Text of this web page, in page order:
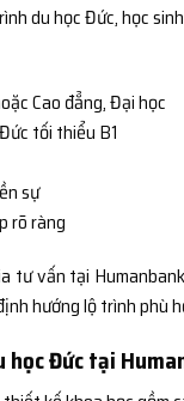
du học Đức, học
Cao đẳng, Đại học
tối thiểu B1
sự
rõ ràng
tư vấn tại
hướng lộ trình phù
Đức tại